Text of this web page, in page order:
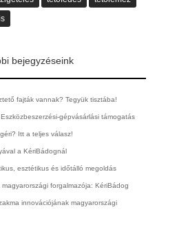
bejegyzéseink
fajták vannak? Tegyük tisztába!
gépvásárlási támogatás
Itt a teljes válasz!
a KériBádognál
esztétikus és időtálló megoldás
forgalmazója: KériBádog
innovációjának magyarországi